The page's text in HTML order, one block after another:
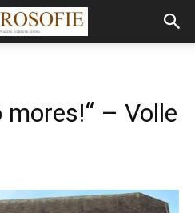
mores!“ – Volle